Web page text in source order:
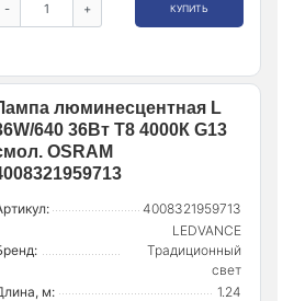
- + КУПИТЬ
люминесцентная L
640 36Вт T8 4000К G13
OSRAM
4008321959713
LEDVANCE
Традиционный
свет
м:
1.24